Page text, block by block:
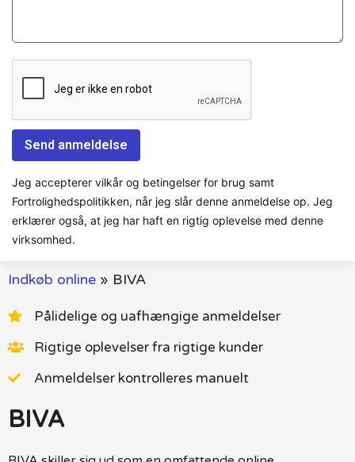
Jeg accepterer vilkår og betingelser for brug samt
Fortrolighedspolitikken, når jeg slår denne anmeldelse op. Jeg
erklærer også, at jeg har haft en rigtig oplevelse med denne
virksomhed.
Indkøb online » BIVA
Pålidelige og uafhængige anmeldelser
Rigtige oplevelser fra rigtige kunder
Anmeldelser kontrolleres manuelt
BIVA